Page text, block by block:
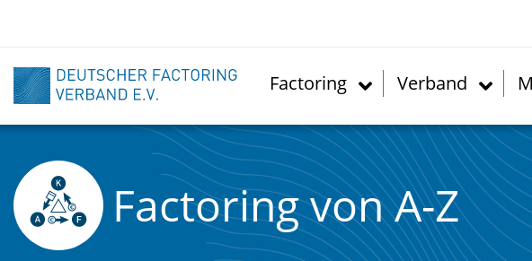
Factoring Verband
Factoring von A-Z